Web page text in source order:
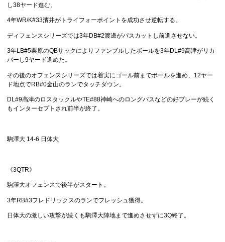
し38ヤード進む。
4年WR/K#33濱井がトライフォーポイントを成功させ逆転する。
ディフェンスシリーズでは3年DB#2渡邊がパスカットし前進させない。
3年LB#5栗原のQBサックによりファンブルしたボールを3年DL#9高津がリカ
バーし9ヤード進めた。
その後のオフェンスシリーズでは着実にゴール前までボールを進め、12ヤー
ド地点でRB#0金山のランでタッチダウン。
DL#9高津のロスタックルやTE#88神崎へのロングパスなどの好プレーが続く
もインターセプトされ前半が終了。
駒澤大 14-6 日体大
《3QTR》
駒澤大オフェンスで後半がスタート。
3年RB#3フレドリックスのランでフレッシュ獲得。
日体大の激しい攻撃が続くも駒澤大陣地まで進めさせずに3Q終了。